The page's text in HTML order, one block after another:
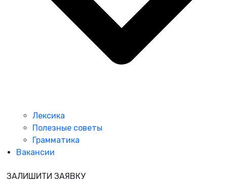
Лексика
Полезные советы
Грамматика
Вакансии
ЗАЛИШИТИ ЗАЯВКУ